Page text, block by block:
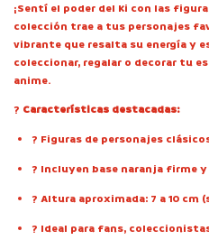
¡Sentí el poder del Ki con las
colección trae a tus personajes
vibrante que resalta su energía y
coleccionar, regalar o decorar tu
anime.
? Características destacadas:
? Figuras de personajes
? Incluyen base naranja firme
? Altura aproximada: 7 a 10 cm
? Ideal para fans,